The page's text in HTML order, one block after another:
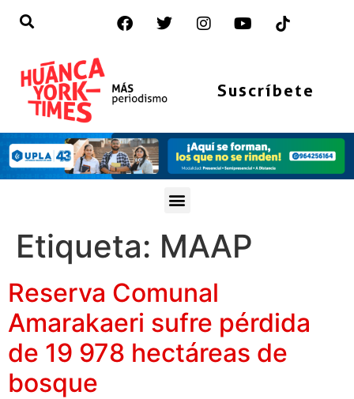
Suscríbete
Etiqueta: MAAP
Reserva Comunal
Amarakaeri sufre pérdida
de 19 978 hectáreas de
bosque